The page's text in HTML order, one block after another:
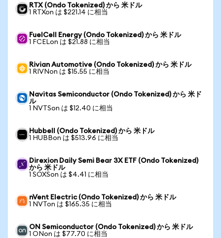
RTX (Ondo Tokenized) から 米ドル
1 RTXon は $221.14 に相当
FuelCell Energy (Ondo Tokenized) から 米ドル
1 FCELon は $21.88 に相当
Rivian Automotive (Ondo Tokenized) から 米ドル
1 RIVNon は $15.55 に相当
Navitas Semiconductor (Ondo Tokenized) から 米ド
ル
1 NVTSon は $12.40 に相当
Hubbell (Ondo Tokenized) から 米ドル
1 HUBBon は $513.96 に相当
Direxion Daily Semi Bear 3X ETF (Ondo Tokenized)
から 米ドル
1 SOXSon は $4.41 に相当
nVent Electric (Ondo Tokenized) から 米ドル
1 NVTon は $165.35 に相当
ON Semiconductor (Ondo Tokenized) から 米ドル
1 ONon は $77.70 に相当